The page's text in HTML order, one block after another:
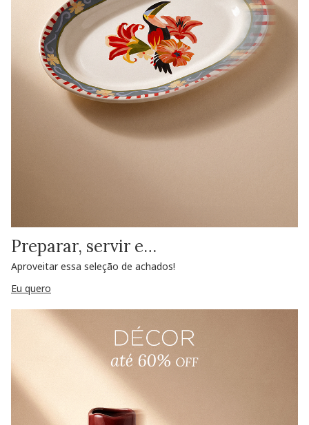
Preparar, servir e…
Aproveitar essa seleção de achados!
Eu quero